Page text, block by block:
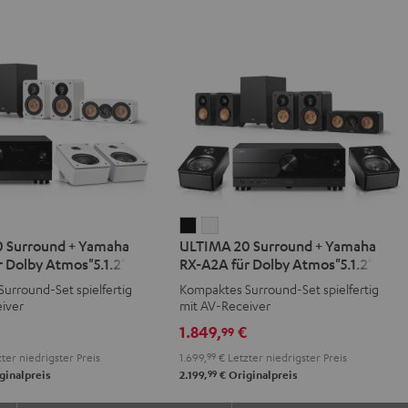
Surround + Yamaha
Dolby Atmos"5.1.2"
Set spielfertig
niedrigster Preis
20
Surround
+
Yamaha
RX-
A2A
für
Dolby
20
Surround
+
Yamaha
RX-
A2A
für
Dolby
ULTIMA 20 Surround + Yamaha
RX-A2A für Dolby Atmos"5.1.2"
Kompaktes Surround-Set spielfertig
mit AV-Receiver
1.849,99 €
1.699,99 € Letzter niedrigster Preis
2.199,99 € Originalpreis